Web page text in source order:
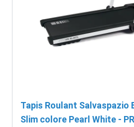
Tapis Roulant Salvaspazio
Slim colore Pearl White -